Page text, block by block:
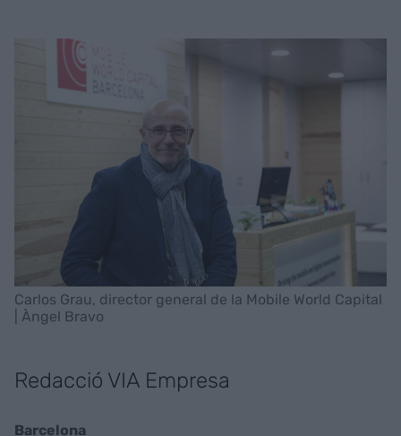
Carlos Grau, director general de la Mobile World Capital
| Àngel Bravo
Redacció VIA Empresa
Barcelona